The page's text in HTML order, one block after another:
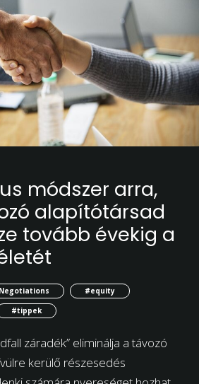
módszer arra,
alapítótársad
tovább évekig a
#equity
#tippek
záradék” eliminálja a távozó
kerülő részesedés